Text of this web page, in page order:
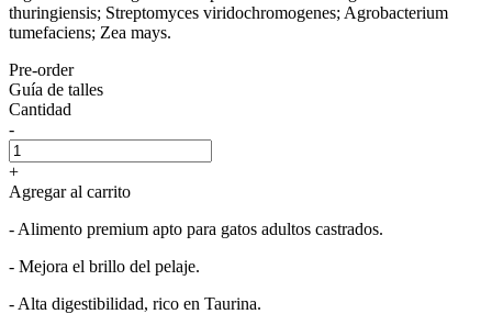
thuringiensis; Streptomyces viridochromogenes; Agrobacterium
tumefaciens; Zea mays.
Pre-order
Guía de talles
Cantidad
-
+
Agregar al carrito
- Alimento premium apto para gatos adultos castrados.
- Mejora el brillo del pelaje.
- Alta digestibilidad, rico en Taurina.